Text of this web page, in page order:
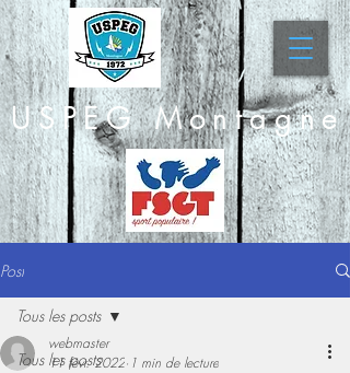
USPEG Montagne
Post
Tous les posts
Tous les posts
webmaster
11 févr. 2022 1 min de lecture